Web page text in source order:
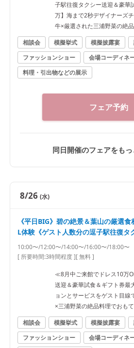
子駅往復タクシー送迎＆豪華
万】海まで2秒デザイナーズ
牛×厳選された三浦野菜の絶
分の逗子駅往復タクシー特典
相談会 模擬挙式 模擬披露宴
ファッションショー
会場コーディネ
料理・引出物などの展示
フェア予約
同日開催のフェアをも
8/26 (水)
《平日BIG》碧の絶景＆葉山の厳選
L体験《ゲスト人数分の逗子駅往復タ
10:00〜/12:00〜/14:00〜/16:00〜/18:00〜
[ 所要時間:3時間程度][ 無料 ]
≪8月中ご来館でドレス10万
送迎＆豪華試食＆ギフト券
ョンとサービスをゲスト目線
×三浦野菜の絶品料理でおも
の逗子駅往復タクシー特典も
相談会 模擬挙式 模擬披露宴
ファッションショー
会場コーディネ